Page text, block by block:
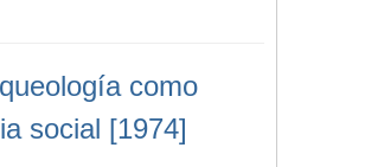
como
social [1974]